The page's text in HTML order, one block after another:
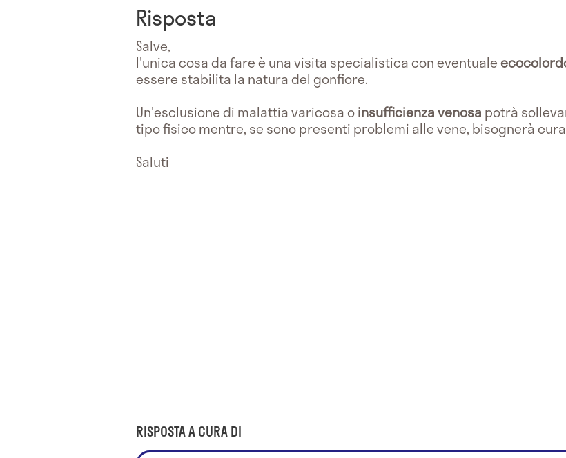
Risposta
Salve,
l'unica cosa da fare è una visita specialistica con eventuale
essere stabilita la natura del gonfiore.
Un'esclusione di malattia varicosa oinsufficienza venosa potrà
tipo fisico mentre, se sono presenti problemi alle vene, bisognerà
Saluti
RISPOSTA A CURA DI